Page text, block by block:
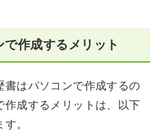
作成するメリット
はパソコンで作成するの
作成するメリットは、以下
。